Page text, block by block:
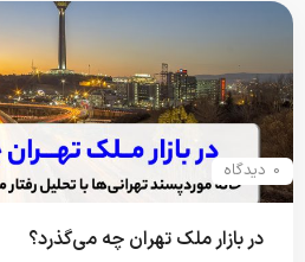
0 دیدگاه
در بازار ملک تهران چه می‌گذرد؟